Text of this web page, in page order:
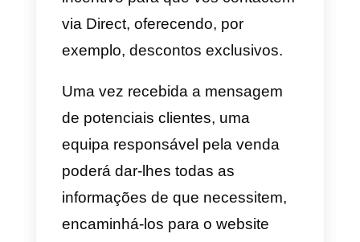
Um aspeto importante a
considerar éa escolha
depoimentos para os produtos
ou serviços. Será suficiente
estudar de forma moderada uma
estratégia de influencer
para garantir que são